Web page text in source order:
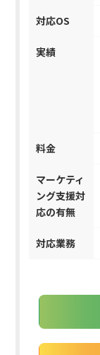
対応OS
実績
料金
マーケティ
ング支援対
応の有無
対応業務